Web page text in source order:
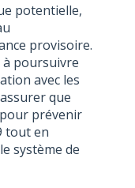
potentielle,
provisoire.
à poursuivre
avec les
que
prévenir
tout en
système de